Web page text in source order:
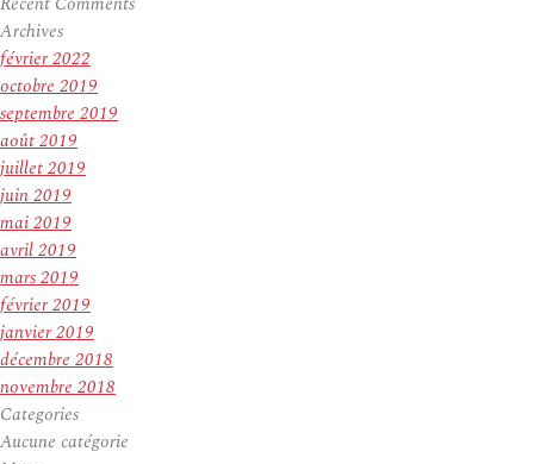
Archives
février 2022
octobre 2019
septembre 2019
août 2019
juillet 2019
juin 2019
mai 2019
avril 2019
mars 2019
février 2019
janvier 2019
décembre 2018
novembre 2018
Categories
Aucune catégorie